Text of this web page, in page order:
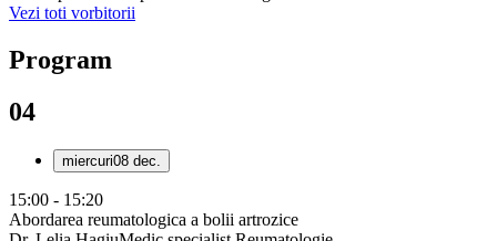
Vezi toti vorbitorii
Program
04
miercuri08 dec.
15:00 - 15:20
Abordarea reumatologica a bolii artrozice